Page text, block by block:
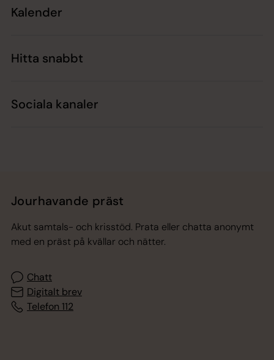
Kalender
Hitta snabbt
Sociala kanaler
Jourhavande präst
Akut samtals- och krisstöd. Prata eller chatta anonymt
med en präst på kvällar och nätter.
Chatt
Digitalt brev
Telefon 112